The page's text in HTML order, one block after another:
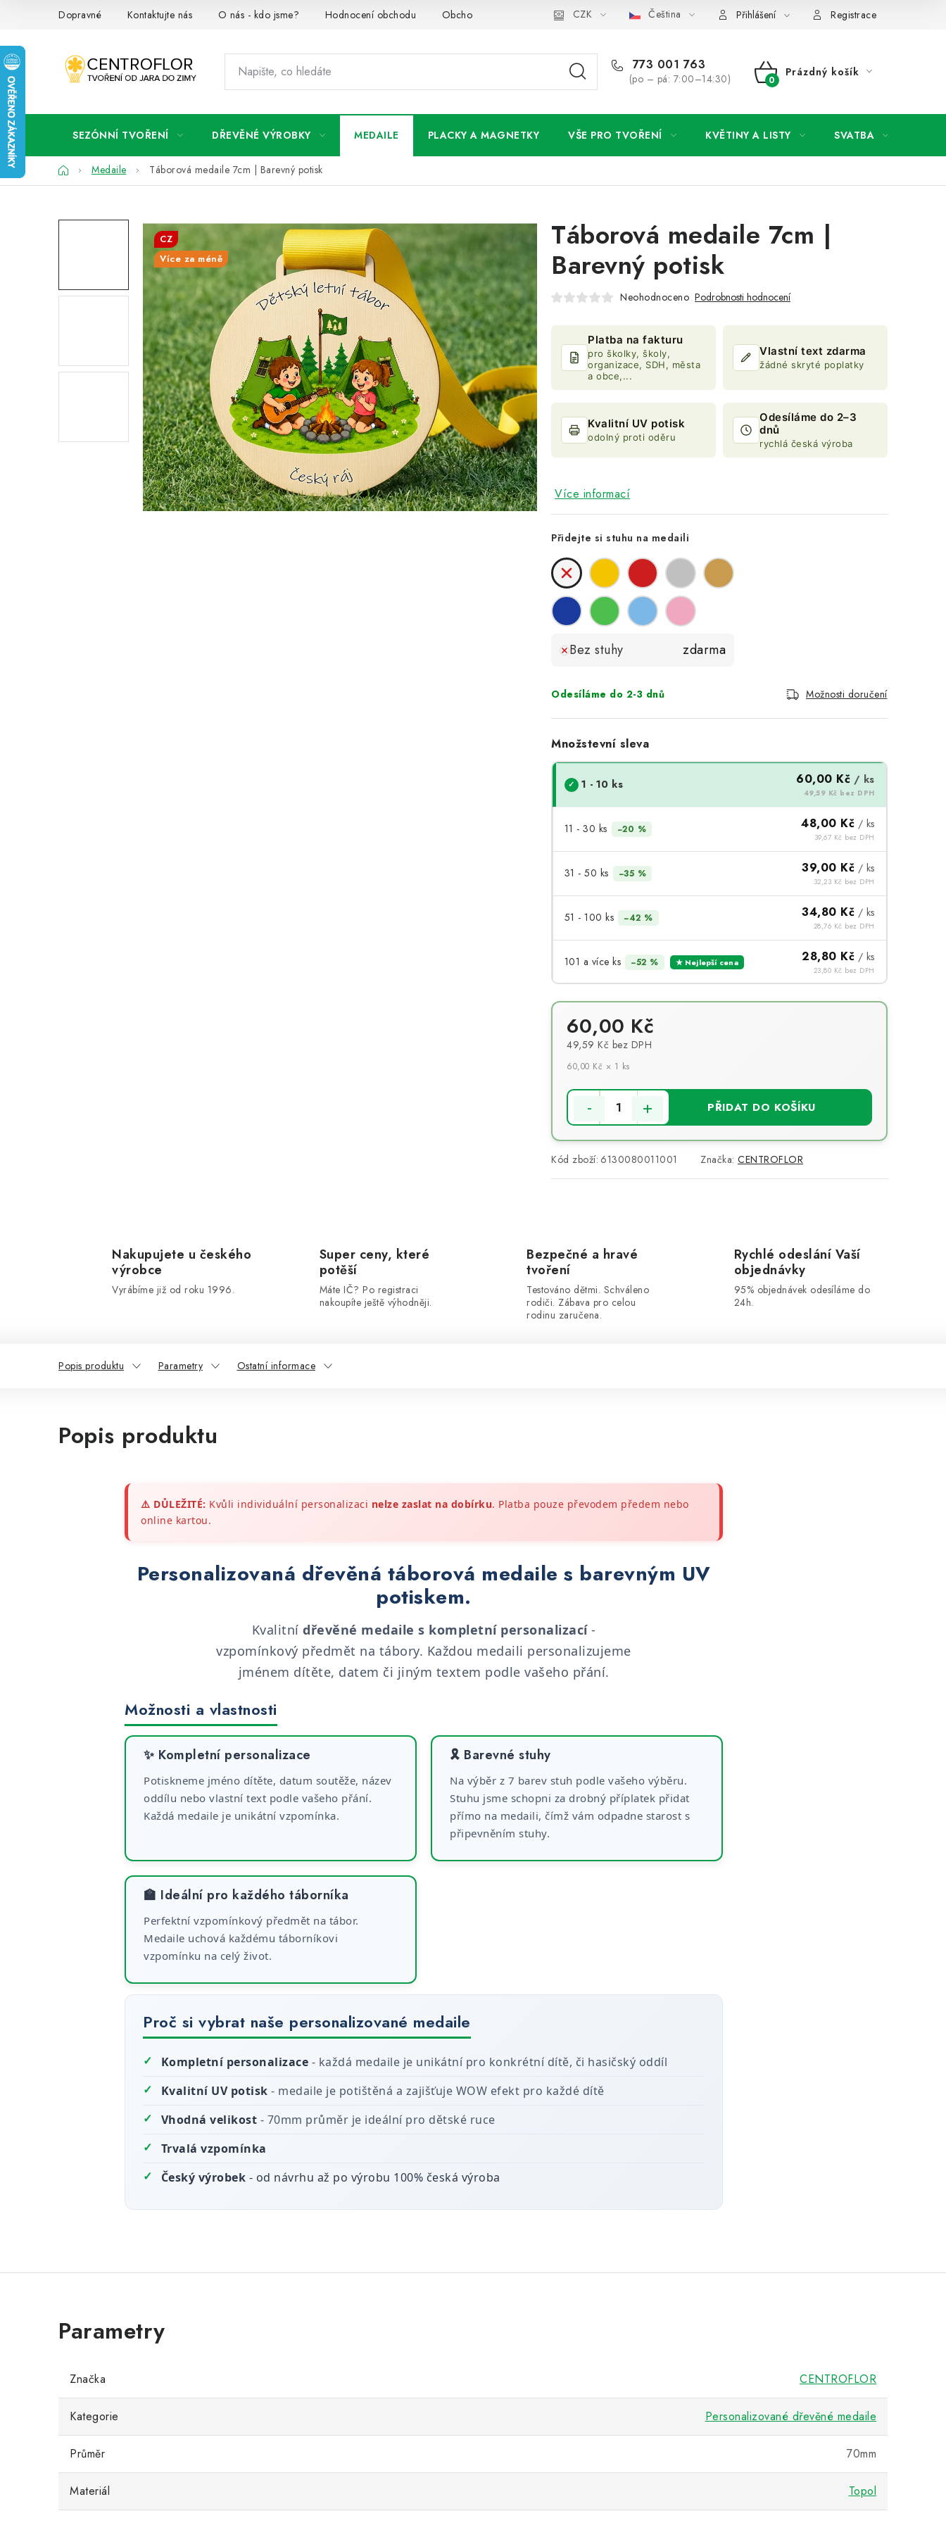
Dopravné Kontaktujte nás O nás - kdo jsme? Hodnocení obchodu Obchodní podmínky Podmínky ochrany osobních údajů Jak získat lepší ceny? Moje objednávka
CZK Čeština Přihlášení Registrace
773 001 763
(po – pá: 7:00–14:30)
NÁKUPNÍ
Prázdný košík
SEZÓNNÍ TVOŘENÍ DŘEVĚNÉ VÝROBKY MEDAILE PLACKY A MAGNETKY VŠE PRO TVOŘENÍ KVĚTINY A LISTY SVATBA
DomůMedaile Táborová medaile 7cm | Barevný potisk
Táborová medaile 7cm |
Barevný potisk
Neohodnoceno Podrobnosti hodnocení
Platba na fakturu
pro školky, školy,
organizace, SDH, města
a obce,...
Vlastní text zdarma
žádné skryté poplatky
Kvalitní UV potisk
odolný proti oděru
Odesíláme do 2–3
dnů
rychlá česká výroba
Více informací
Přidejte si stuhu na medaili
Bez stuhy zdarma
Odesíláme do 2-3 dnů Možnosti doručení
Množstevní sleva
1 - 10 ks 60,00 Kč / ks
49,59 Kč bez DPH
11 - 30 ks −20 % 48,00 Kč / ks
39,67 Kč bez DPH
31 - 50 ks −35 % 39,00 Kč / ks
32,23 Kč bez DPH
51 - 100 ks −42 % 34,80 Kč / ks
28,76 Kč bez DPH
101 a více ks −52 % ★ Nejlepší cena 28,80 Kč / ks
23,80 Kč bez DPH
60,00 Kč
49,59 Kč bez DPH
60,00 Kč × 1 ks
PŘIDAT DO KOŠÍKU
Kód zboží: 6130080011001 Značka: CENTROFLOR
CZ
Více za méně
Nakupujete u českého
výrobce
Vyrábíme již od roku 1996.
Super ceny, které
potěší
Máte IČ? Po registraci
nakoupíte ještě výhodněji.
Bezpečné a hravé
tvoření
Testováno dětmi. Schváleno
rodiči. Zábava pro celou
rodinu zaručena.
Rychlé odeslání Vaší
objednávky
95% objednávek odesíláme do
24h.
Popis produktu Parametry Ostatní informace
Popis produktu
⚠️ DŮLEŽITÉ: Kvůli individuální personalizaci nelze zaslat na dobírku. Platba pouze převodem předem nebo
online kartou.
Personalizovaná dřevěná táborová medaile s barevným UV
potiskem.
Kvalitní dřevěné medaile s kompletní personalizací-
vzpomínkový předmět na tábory. Každou medaili personalizujeme
jménem dítěte, datem či jiným textem podle vašeho přání.
Možnosti a vlastnosti
✨ Kompletní personalizace
Potiskneme jméno dítěte, datum soutěže, název
oddílu nebo vlastní text podle vašeho přání.
Každá medaile je unikátní vzpomínka.
🎗️ Barevné stuhy
Na výběr z 7 barev stuh podle vašeho výběru.
Stuhu jsme schopni za drobný příplatek přidat
přímo na medaili, čímž vám odpadne starost s
připevněním stuhy.
🏫 Ideální pro každého táborníka
Perfektní vzpomínkový předmět na tábor.
Medaile uchová každému táborníkovi
vzpomínku na celý život.
Proč si vybrat naše personalizované medaile
✓ Kompletní personalizace - každá medaile je unikátní pro konkrétní dítě, či hasičský oddíl
✓
Kvalitní UV potisk - medaile je potištěná a zajišťuje WOW efekt pro každé dítě
✓
Vhodná velikost - 70mm průměr je ideální pro dětské ruce
✓
Trvalá vzpomínka
✓
Český výrobek - od návrhu až po výrobu 100% česká výroba
Značka CENTROFLOR
Kategorie Personalizované dřevěné medaile
Průměr 70mm
Materiál Topol